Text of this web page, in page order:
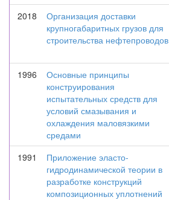
2018
Организация доставки
крупногабаритных грузов для
строительства нефтепроводов
1996
Основные принципы
конструирования
испытательных средств для
условий смазывания и
охлаждения маловязкими
средами
1991
Приложение эласто-
гидродинамической теории в
разработке конструкций
композиционных уплотнений